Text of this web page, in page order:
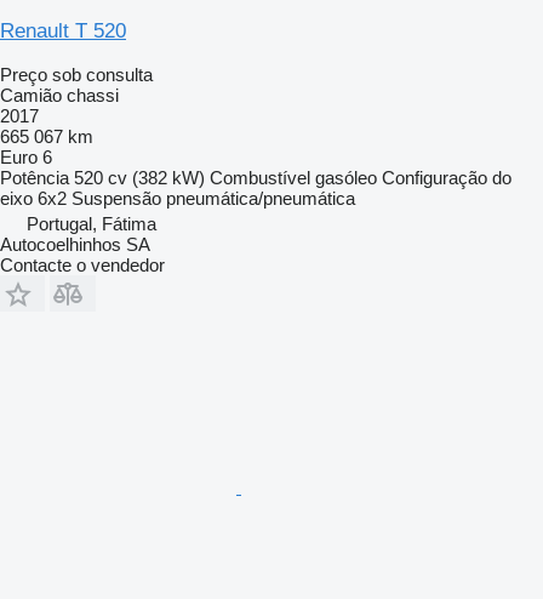
Renault T 520
Preço sob consulta
Camião chassi
2017
665 067 km
Euro 6
Potência 520 cv (382 kW) Combustível gasóleo Configuração do
eixo 6x2 Suspensão pneumática/pneumática
Portugal, Fátima
Autocoelhinhos SA
Contacte o vendedor